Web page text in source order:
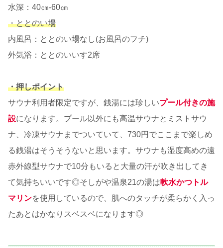
水深：40㎝-60㎝
・ととのい場
内風呂：ととのい場なし(お風呂のフチ)
外気浴：ととのいいす2席
・押しポイント
サウナ利用者限定ですが、銭湯には珍しいプール付きの施
設になります。プール以外にも高温サウナとミストサウ
ナ、冷凍サウナまでついていて、730円でここまで楽しめ
る銭湯はそうそうないと思います。サウナも湿度高めの遠
赤外線型サウナで10分もいると大量の汗が吹き出してき
て気持ちいいです◎そしがや温泉21の湯は軟水かつトル
マリンを使用しているので、肌へのタッチが柔らかく入っ
たあとはかなりスベスベになります◎